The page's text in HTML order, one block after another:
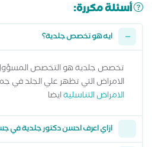
أسئلة مكررة:
ايه هو تخصص جلدية؟
تخصص جلدية هو التخصص
الامراض التي تظهر علي الجلد في
الامراض التناسليةايضا
ازاي اعرف احسن دكتور جلدية في